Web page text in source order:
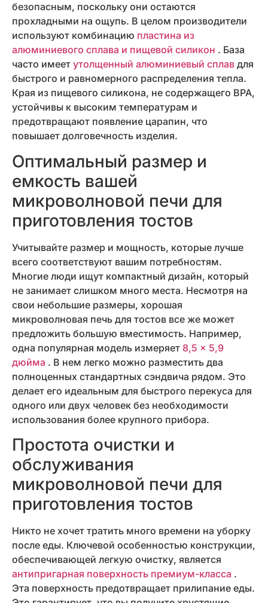
безопасным, поскольку они остаются
прохладными на ощупь. В целом производители
используют комбинацию пластина из
алюминиевого сплава и пищевой силикон . База
часто имеет утолщенный алюминиевый сплав для
быстрого и равномерного распределения тепла.
Края из пищевого силикона, не содержащего BPA,
устойчивы к высоким температурам и
предотвращают появление царапин, что
повышает долговечность изделия.
Оптимальный размер и
емкость вашей
микроволновой печи для
приготовления тостов
Учитывайте размер и мощность, которые лучше
всего соответствуют вашим потребностям.
Многие люди ищут компактный дизайн, который
не занимает слишком много места. Несмотря на
свои небольшие размеры, хорошая
микроволновая печь для тостов все же может
предложить большую вместимость. Например,
одна популярная модель измеряет 8,5 × 5,9
дюйма . В нем легко можно разместить два
полноценных стандартных сэндвича рядом. Это
делает его идеальным для быстрого перекуса для
одного или двух человек без необходимости
использования более крупного прибора.
Простота очистки и
обслуживания
микроволновой печи для
приготовления тостов
Никто не хочет тратить много времени на уборку
после еды. Ключевой особенностью конструкции,
обеспечивающей легкую очистку, является
антипригарная поверхность премиум-класса .
Эта поверхность предотвращает прилипание еды.